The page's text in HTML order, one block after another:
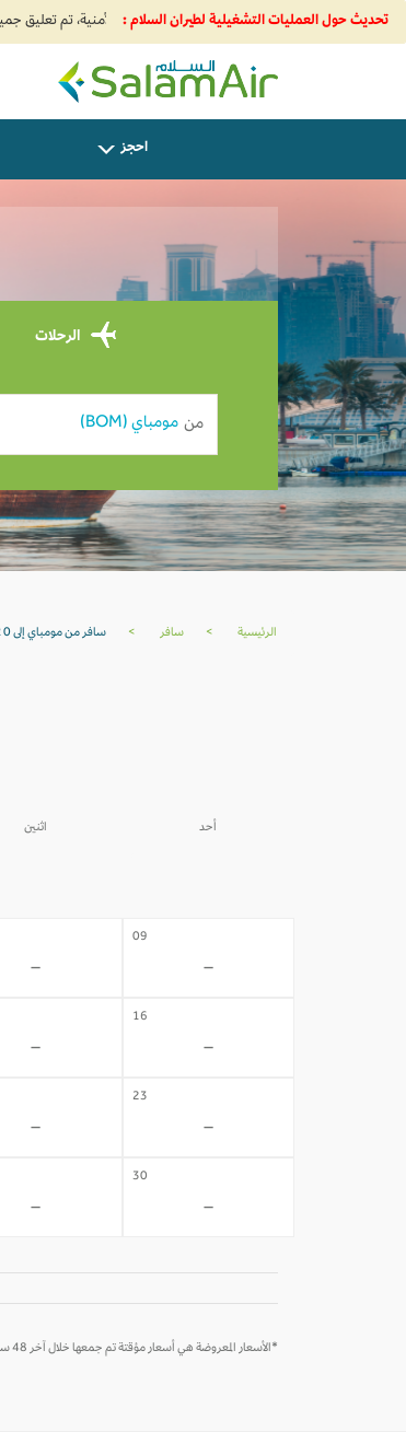
تحديث حول العمليات التشغيلية لطيران السلام :
SalamAir
احجز
الرحلات
من
الرئيسية > سافر > سافر من مومباي إلى Doha INR 0
أحد اثنين
09
-
-
16
-
-
23
-
-
30
-
-
*الأسعار المعروضة هي أسعار مؤقتة تم جمعها خلال آخر 48 ساعة وقد لا تكون متاحة وقت الحجز